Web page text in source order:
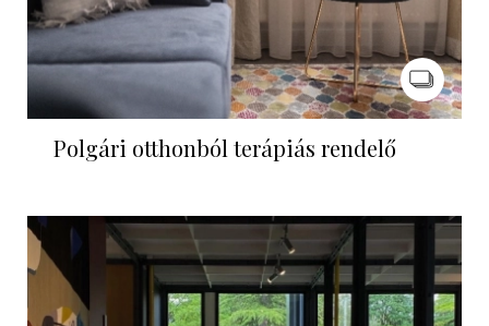
Polgári otthonból terápiás rendelő